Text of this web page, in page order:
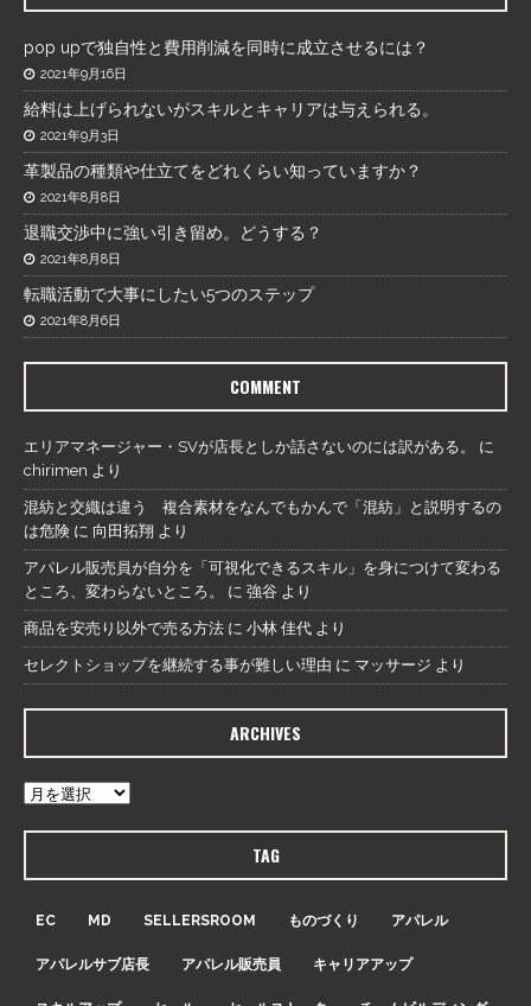
pop upで独自性と費用削減を同時に成立させるには？
2021年9月16日
給料は上げられないがスキルとキャリアは与えられる。
2021年9月3日
革製品の種類や仕立てをどれくらい知っていますか？
2021年8月8日
退職交渉中に強い引き留め。どうする？
2021年8月8日
転職活動で大事にしたい5つのステップ
2021年8月6日
COMMENT
エリアマネージャー・SVが店長としか話さないのには訳がある。
に
chirimen より
混紡と交織は違う 複合素材をなんでもかんで「混紡」と説明するの
は危険 に 向田拓翔 より
アパレル販売員が自分を「可視化できるスキル」を身につけて変わる
ところ、変わらないところ。
に 強谷 より
商品を安売り以外で売る方法 に 小林 佳代 より
セレクトショップを継続する事が難しい理由 に マッサージ より
ARCHIVES
TAG
EC MD SELLERSROOM ものづくり アパレル
アパレルサブ店長 アパレル販売員 キャリアアップ